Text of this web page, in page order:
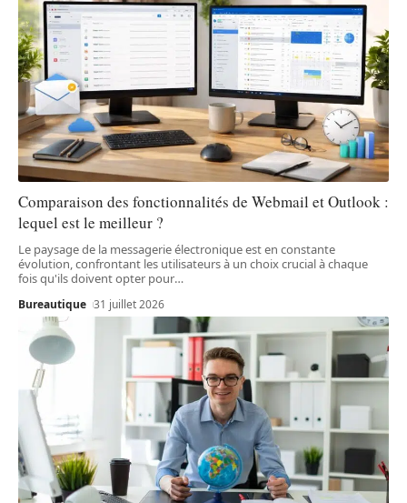
Comparaison des fonctionnalités de Webmail et Outlook :
lequel est le meilleur ?
Le paysage de la messagerie électronique est en constante
évolution, confrontant les utilisateurs à un choix crucial à chaque
fois qu'ils doivent opter pour…
Bureautique 31 juillet 2026